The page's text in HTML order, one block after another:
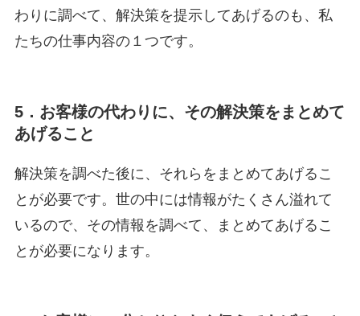
わりに調べて、解決策を提示してあげるのも、私
たちの仕事内容の１つです。
5．お客様の代わりに、その解決策をまとめて
あげること
解決策を調べた後に、それらをまとめてあげるこ
とが必要です。世の中には情報がたくさん溢れて
いるので、その情報を調べて、まとめてあげるこ
とが必要になります。